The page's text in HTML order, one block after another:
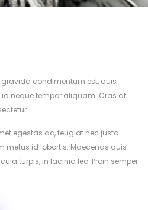
gravida condimentum est, quis
id neque tempor aliquam. Cras at
egestas ac, feugiat nec justo.
metus id lobortis. Maecenas quis
turpis, in lacinia leo. Proin semper